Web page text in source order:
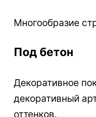
Многообразие
Под бетон
Декоративное
декоративный
оттенков.